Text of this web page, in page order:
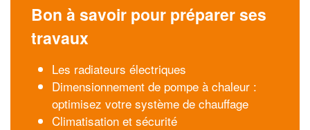
Bon à savoir pour préparer ses
travaux
Les radiateurs électriques
Dimensionnement de pompe à chaleur :
optimisez votre système de chauffage
Climatisation et sécurité